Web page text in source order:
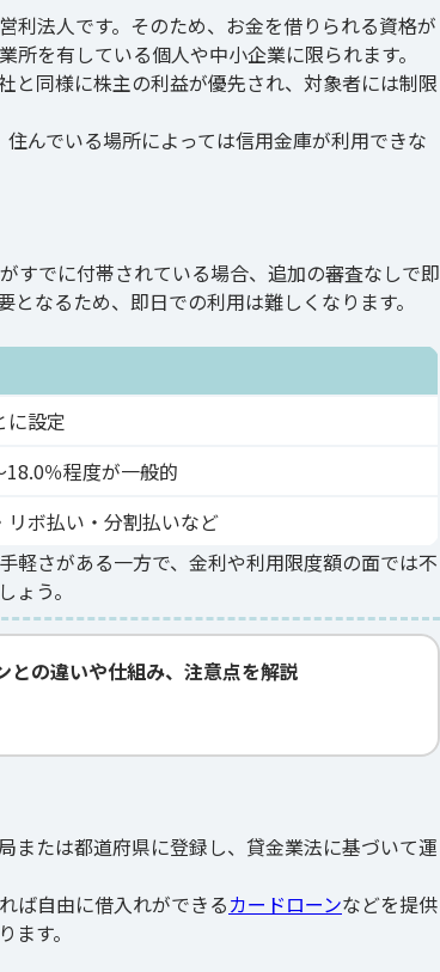
利法人です。そのため、お金を借りられる資格が
を有している個人や中小企業に限られます。
と同様に株主の利益が優先され、対象者には制限
んでいる場所によっては信用金庫が利用できな
すでに付帯されている場合、追加の審査なしで即
なるため、即日での利用は難しくなります。
に設定
％程度が一般的
リボ払い・分割払いなど
軽さがある一方で、金利や利用限度額の面では不
う。
の違いや仕組み、注意点を解説
または都道府県に登録し、貸金業法に基づいて運
ば自由に借入れができるカードローンなどを提供
す。